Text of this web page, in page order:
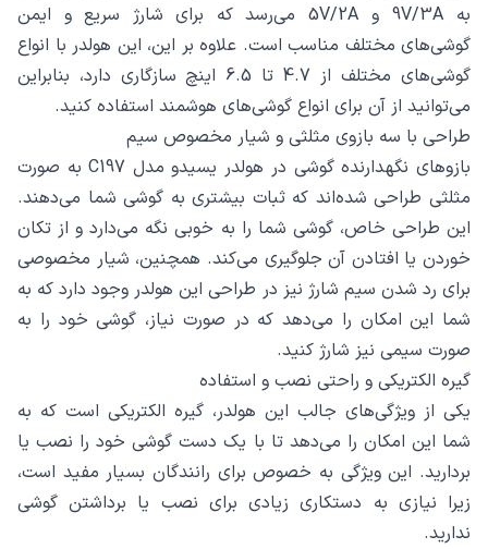
به 9V/3A و 5V/2A می‌رسد که برای شارژ سریع و ایمن
گوشی‌های مختلف مناسب است. علاوه بر این، این هولدر با انواع
گوشی‌های مختلف از 4.7 تا 6.5 اینچ سازگاری دارد، بنابراین
می‌توانید از آن برای انواع گوشی‌های هوشمند استفاده کنید.
طراحی با سه بازوی مثلثی و شیار مخصوص سیم
بازوهای نگهدارنده گوشی در هولدر یسیدو مدل C197 به صورت
مثلثی طراحی شده‌اند که ثبات بیشتری به گوشی شما می‌دهند.
این طراحی خاص، گوشی شما را به خوبی نگه می‌دارد و از تکان
خوردن یا افتادن آن جلوگیری می‌کند. همچنین، شیار مخصوصی
برای رد شدن سیم شارژ نیز در طراحی این هولدر وجود دارد که به
شما این امکان را می‌دهد که در صورت نیاز، گوشی خود را به
صورت سیمی نیز شارژ کنید.
گیره الکتریکی و راحتی نصب و استفاده
یکی از ویژگی‌های جالب این هولدر، گیره الکتریکی است که به
شما این امکان را می‌دهد تا با یک دست گوشی خود را نصب یا
بردارید. این ویژگی به خصوص برای رانندگان بسیار مفید است،
زیرا نیازی به دستکاری زیادی برای نصب یا برداشتن گوشی
ندارید.